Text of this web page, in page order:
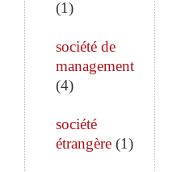
(1)
société de
management
(4)
société
étrangère (1)